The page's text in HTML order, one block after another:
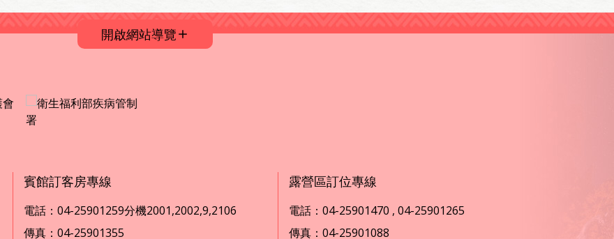
開啟網站導覽
賓館訂客房專線
電話：04-25901259分機2001,2002,9,2106
傳真：04-25901355
露營區訂位專線
電話：04-25901470 , 04-25901265
傳真：04-25901088